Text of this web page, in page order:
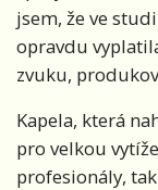
jsem, že ve
opravdu
zvuku,
Kapela, která
pro velkou
profesionály,